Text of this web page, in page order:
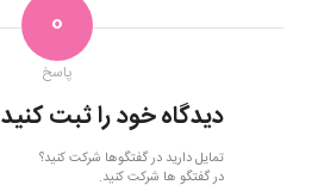
0
پاسخ
دیدگاه خود را ثبت کنید
تمایل دارید در گفتگوها شرکت کنید؟
در گفتگو ها شرکت کنید.